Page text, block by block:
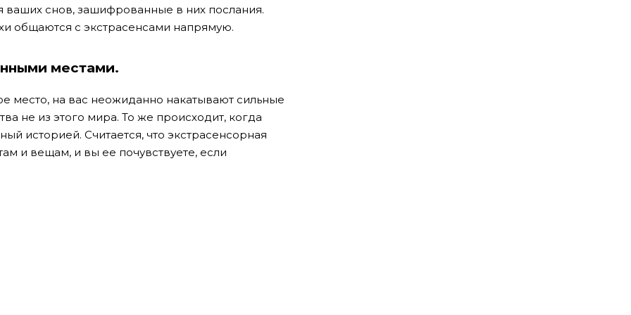
снов, зашифрованные в них послания.
общаются с экстрасенсами напрямую.
местами.
место, на вас неожиданно накатывают сильные
не из этого мира. То же происходит, когда
историей. Считается, что экстрасенсорная
и вещам, и вы ее почувствуете, если